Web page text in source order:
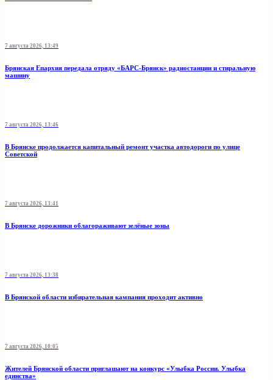
7 августа 2026, 13:49
Брянская Епархия передала отряду «БАРС-Брянск» радиостанции и стиральную
машину
7 августа 2026, 13:46
В Брянске продолжается капитальный ремонт участка автодороги по улице
Советской
7 августа 2026, 13:41
В Брянске дорожники облагораживают зелёные зоны
7 августа 2026, 13:38
В Брянской области избирательная кампания проходит активно
7 августа 2026, 10:05
Жителей Брянской области приглашают на конкурс «Улыбка России. Улыбка
единства»